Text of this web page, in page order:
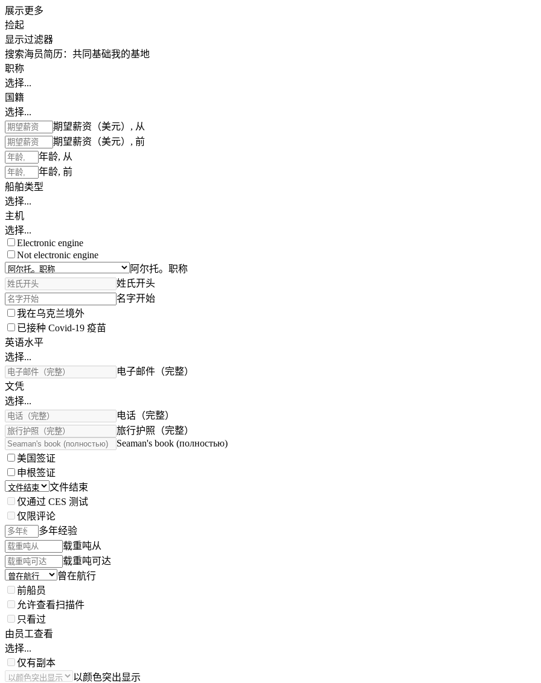
展示更多
捡起
显示过滤器
搜索海员简历： 共同基础我的基地
职称
选择...
国籍
选择...
期望薪资（美元）, 从
期望薪资（美元）, 前
年龄, 从
年龄, 前
船舶类型
选择...
主机
选择...
Electronic engine
Not electronic engine
阿尔托。职称
姓氏开头
名字开始
我在乌克兰境外
已接种 Covid-19 疫苗
英语水平
选择...
电子邮件（完整）
文凭
选择...
电话（完整）
旅行护照（完整）
Seaman's book (полностью)
美国签证
申根签证
文件结束
仅通过 CES 测试
仅限评论
多年经验
载重吨从
载重吨可达
曾在航行
前船员
允许查看扫描件
只看过
由员工查看
选择...
仅有副本
以颜色突出显示